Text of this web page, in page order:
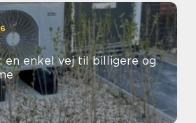
en enkel vej til billigere og